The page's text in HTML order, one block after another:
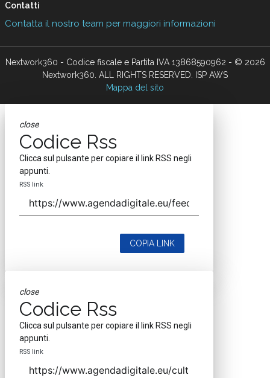
Contatti
Contatta il nostro team per maggiori informazioni
Nextwork360 - Codice fiscale e Partita IVA 13868590962 - © 2026
Nextwork360. ALL RIGHTS RESERVED. ISP AWS
Mappa del sito
close
Codice Rss
Clicca sul pulsante per copiare il link RSS negli
appunti.
RSS link
COPIA LINK
close
Codice Rss
Clicca sul pulsante per copiare il link RSS negli
appunti.
RSS link